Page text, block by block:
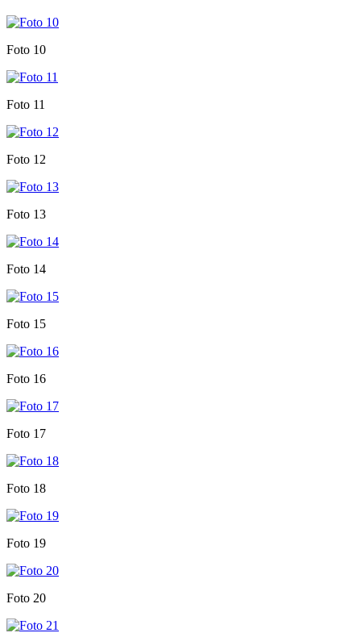
Foto 10
Foto 11
Foto 12
Foto 13
Foto 14
Foto 15
Foto 16
Foto 17
Foto 18
Foto 19
Foto 20